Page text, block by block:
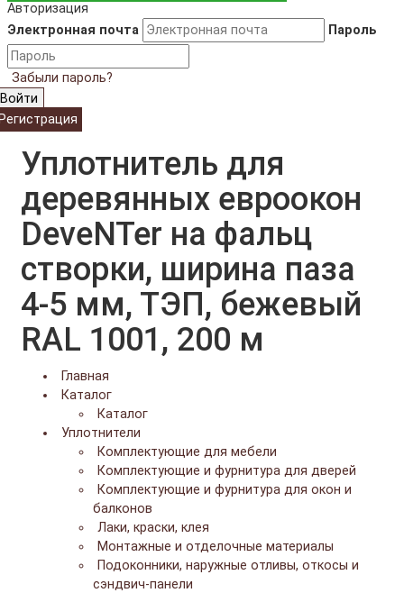
Авторизация
Электронная почта
Пароль
Забыли пароль?
Войти
Уплотнитель для
деревянных евроокон
DeveNTer на фальц
створки, ширина паза
4-5 мм, ТЭП, бежевый
RAL 1001, 200 м
Главная
Каталог
Каталог
Уплотнители
Комплектующие для мебели
Комплектующие и фурнитура для дверей
Комплектующие и фурнитура для окон и
балконов
Лаки, краски, клея
Монтажные и отделочные материалы
Подоконники, наружные отливы, откосы и
сэндвич-панели